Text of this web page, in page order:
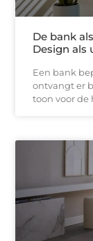
De bank
Design als
Een bank
ontvangt er
toon voor de